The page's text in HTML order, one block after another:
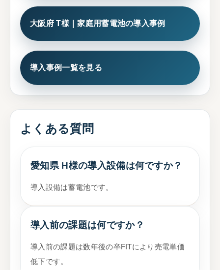
大阪府 T様｜家庭用蓄電池の導入事例
導入事例一覧を見る
よくある質問
愛知県 H様の導入設備は何ですか？
導入設備は蓄電池です。
導入前の課題は何ですか？
導入前の課題は数年後の卒FITにより売電単価
低下です。